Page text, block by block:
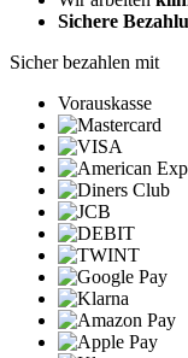
Sichere
Sicher bezahlen mit
Vorauskasse